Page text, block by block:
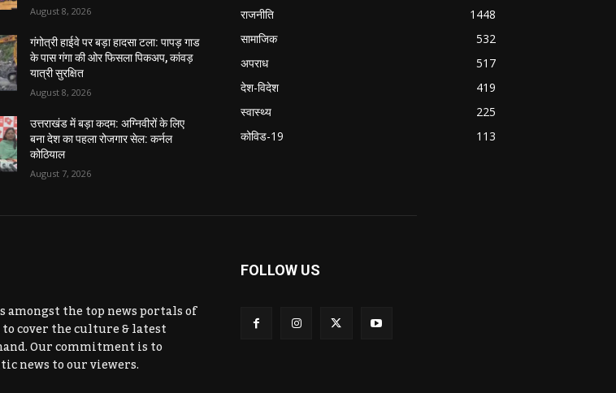
August 8, 2026
गंगोत्री हाईवे पर बड़ा हादसा टला: पापड़ गाड
के पास गंगा की ओर फिसला पिकअप, कांवड़
यात्री सुरक्षित
August 8, 2026
उत्तराखंड में बड़ा कदम: अग्निवीरों के लिए
बना देश का पहला रोजगार सेल: कर्नल
कोठियाल
August 7, 2026
राजनीति
1448
सामाजिक
532
अपराध
517
देश-विदेश
419
स्वास्थ्य
225
कोविड-19
113
the top news portals of
cover the culture & latest
Our commitment is to
news to our viewers.
FOLLOW US